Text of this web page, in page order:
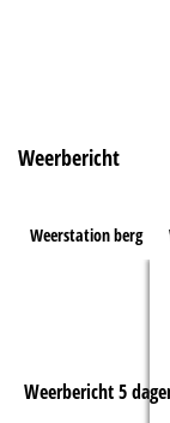
Weerbericht
Weerstation berg
Weerbericht 5